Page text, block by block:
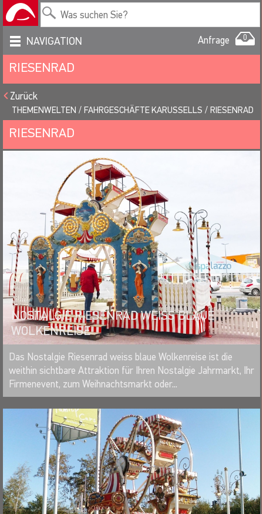
NAVIGATION Anfrage 0
RIESENRAD
Zurück
THEMENWELTEN FAHRGESCHÄFTE KARUSSELLS RIESENRAD
RIESENRAD
NOSTALGIE RIESENRAD WEISS BLAUE
WOLKENREISE
MERKEN
Das Nostalgie Riesenrad weiss blaue Wolkenreise ist die
weithin sichtbare Attraktion für Ihren Nostalgie Jahrmarkt, Ihr
Firmenevent, zum Weihnachtsmarkt oder...